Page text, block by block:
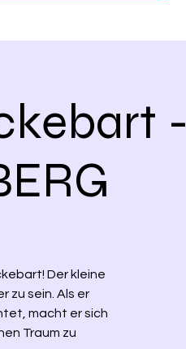
-
Der kleine
zu sein. Als er
macht er sich
Traum zu